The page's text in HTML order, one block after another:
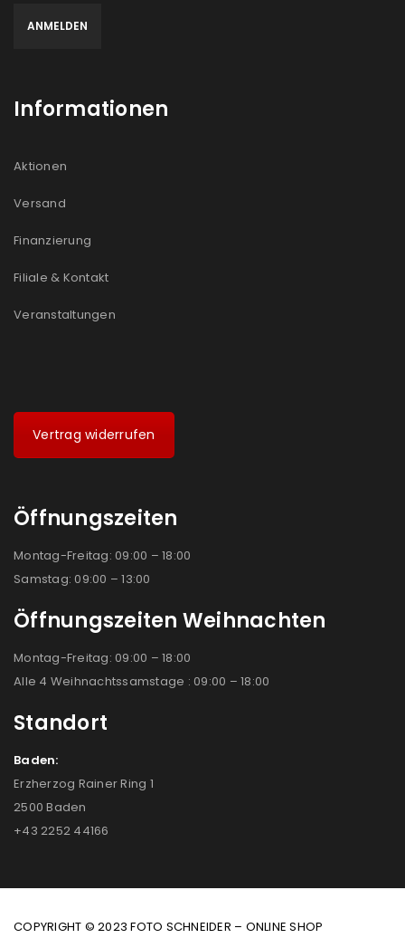
Informationen
Aktionen
Versand
Finanzierung
Filiale & Kontakt
Veranstaltungen
Vertrag widerrufen
Öffnungszeiten
Montag-Freitag: 09:00 – 18:00
Samstag: 09:00 – 13:00
Öffnungszeiten Weihnachten
Montag-Freitag: 09:00 – 18:00
Alle 4 Weihnachtssamstage : 09:00 – 18:00
Standort
Baden:
Erzherzog Rainer Ring 1
2500 Baden
+43 2252 44166
COPYRIGHT © 2023 FOTO SCHNEIDER – ONLINE SHOP